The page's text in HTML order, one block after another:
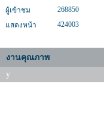
ผู้เข้าชม
268850
แสดงหน้า
424003
งานคุณภาพ
y